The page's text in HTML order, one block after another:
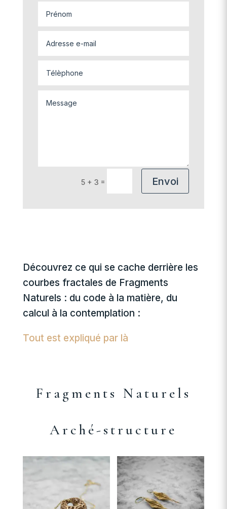
5 + 3 = Envoi
Découvrez ce qui se cache derrière les
courbes fractales de Fragments
Naturels : du code à la matière, du
calcul à la contemplation :
Tout est expliqué par là
Fragments Naturels
Arché-structure